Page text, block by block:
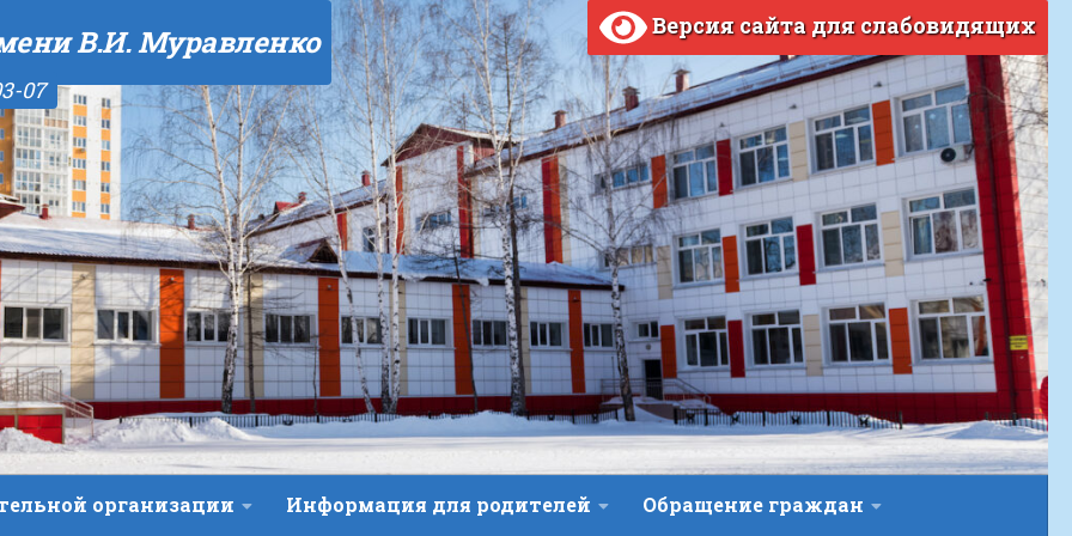
В.И. Муравленко
07
Версия сайта для слабовидящих
организации Информация для родителей Обращение граждан